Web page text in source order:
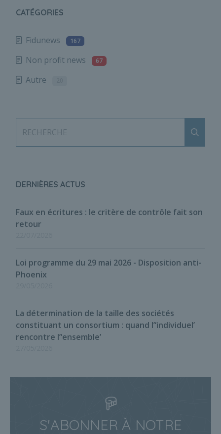
CATÉGORIES
Fidunews 167
Non profit news 67
Autre
RECHERCHE
DERNIÈRES ACTUS
Faux en écritures : le critère de contrôle fait son
retour
Loi programme du 29 mai 2026 - Disposition anti-
Phoenix
La détermination de la taille des sociétés
constituant un consortium : quand l’‘individuel’
rencontre l’‘ensemble’
S'ABONNER À NOTRE